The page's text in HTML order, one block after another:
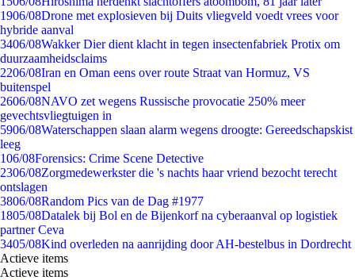
1906/08Drone met explosieven bij Duits vliegveld voedt vrees voor
hybride aanval
3406/08Wakker Dier dient klacht in tegen insectenfabriek Protix om
duurzaamheidsclaims
2206/08Iran en Oman eens over route Straat van Hormuz, VS
buitenspel
2606/08NAVO zet wegens Russische provocatie 250% meer
gevechtsvliegtuigen in
5906/08Waterschappen slaan alarm wegens droogte: Gereedschapskist
leeg
106/08Forensics: Crime Scene Detective
2306/08Zorgmedewerkster die 's nachts haar vriend bezocht terecht
ontslagen
3806/08Random Pics van de Dag #1977
1805/08Datalek bij Bol en de Bijenkorf na cyberaanval op logistiek
partner Ceva
3405/08Kind overleden na aanrijding door AH-bestelbus in Dordrecht
Actieve items
Actieve items